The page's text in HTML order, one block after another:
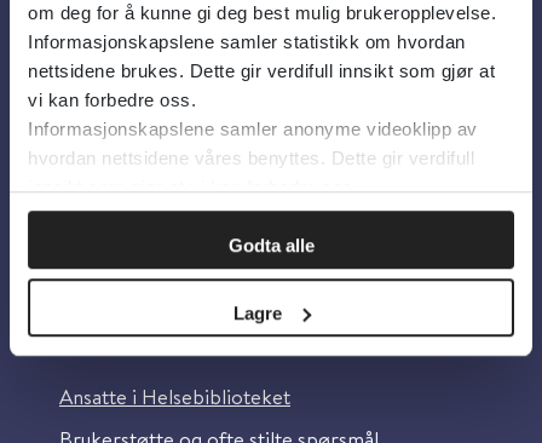
om deg for å kunne gi deg best mulig brukeropplevelse.
Informasjonskapslene samler statistikk om hvordan
nettsidene brukes. Dette gir verdifull innsikt som gjør at
vi kan forbedre oss.
Informasjonskapslene samler anonyme videoklipp av
hvordan nettsidene våres benyttes. Dette gir verdifull
innsikt som gjør at vi kan forbedre oss.
Godta alle
Lagre
Om Helsebiblioteket
Personvern og informasjonskapsler
Tilgjengelighetserklæring
Information in English
Ansatte i Helsebiblioteket